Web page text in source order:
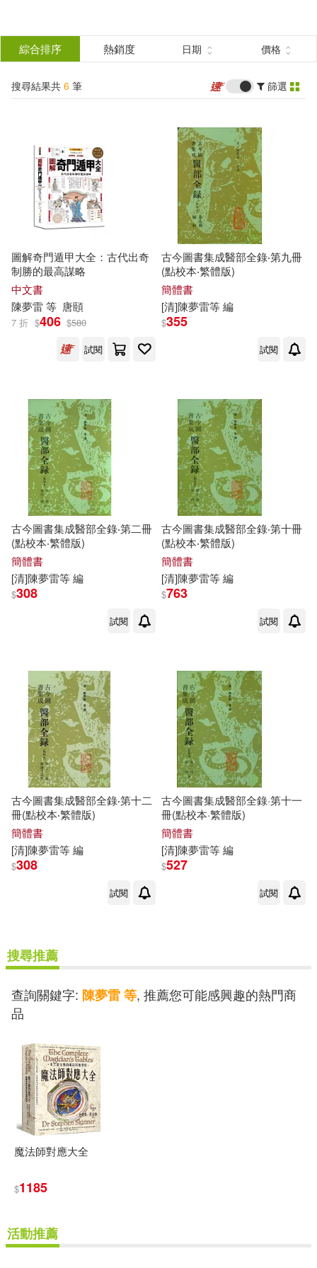
結
分類 (單選)
所有商品(6) 圖書(6)
作者 (可複選)
[清]陳夢雷等 編(5)
陳夢雷 等(1)
出版社
西北國際(1)
配送方式 (可複選)
可超商取貨(6) 可海外宅配(6)
可港澳店取(6)
可新加坡店取(6)
其他 (可複選)
現在可購買商品(1)
作者/演唱/譯/編/繪(6)
價格
範圍
綜合排序 熱銷度 日期 價格
搜尋結果共 6 筆 篩選
圖解奇門遁甲大全：古代出奇
制勝的最高謀略
中文書
陳夢雷等 唐頤
7 折 $406 $580
試閱
古今圖書集成醫部全錄‧第九冊
(點校本‧繁體版)
簡體書
[清]陳夢雷等編
$355
試閱
古今圖書集成醫部全錄‧第二冊
(點校本‧繁體版)
簡體書
[清]陳夢雷等編
$308
試閱
古今圖書集成醫部全錄‧第十冊
(點校本‧繁體版)
簡體書
[清]陳夢雷等編
$763
試閱
古今圖書集成醫部全錄‧第十二
冊(點校本‧繁體版)
簡體書
[清]陳夢雷等編
$308
試閱
古今圖書集成醫部全錄·第十一
冊(點校本·繁體版)
簡體書
[清]陳夢雷等編
$527
試閱
搜尋推薦
查詢關鍵字: 陳夢雷 等, 推薦您可能感興趣的熱門商
品
魔法師對應大全
$1185
活動推薦